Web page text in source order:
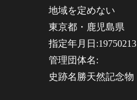
地域を定めない
東京都・鹿児島県
指定年月日:19750213
管理団体名:
史跡名勝天然記念物